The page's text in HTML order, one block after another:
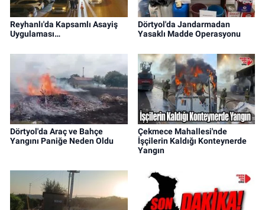
Reyhanlı'da Kapsamlı Asayiş
Uygulaması…
Dörtyol'da Jandarmadan
Yasaklı Madde Operasyonu
Dörtyol'da Araç ve Bahçe
Yangını Paniğe Neden Oldu
Çekmece Mahallesi'nde
İşçilerin Kaldığı Konteynerde
Yangın